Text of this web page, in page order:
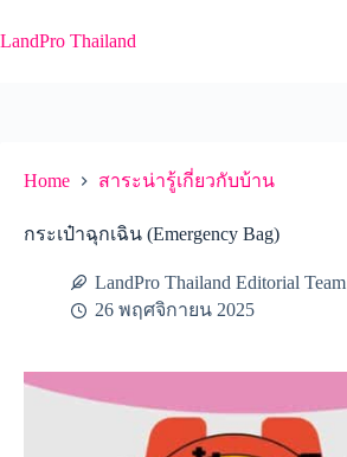
to
content
LandPro Thailand
Home สาระน่ารู้เกี่ยวกับบ้าน
กระเป๋าฉุกเฉิน (Emergency Bag)
LandPro Thailand Editorial Team
26 พฤศจิกายน 2025